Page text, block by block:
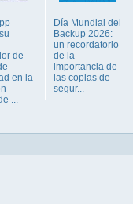
de
en la
...
Día Mundial del
Backup 2026:
un recordatorio
de la
importancia de
las copias de
segur...